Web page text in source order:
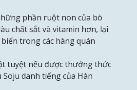
phần ruột non của bò
chất sắt và vitamin hơn, lại
trong các hàng quán
tuyệt nếu được thưởng thức
danh tiếng của Hàn